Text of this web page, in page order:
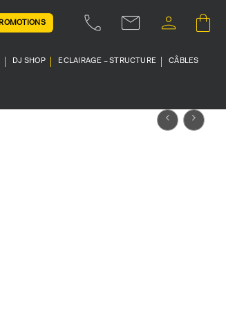
DJ SHOP ECLAIRAGE – STRUCTURE CÂBLES